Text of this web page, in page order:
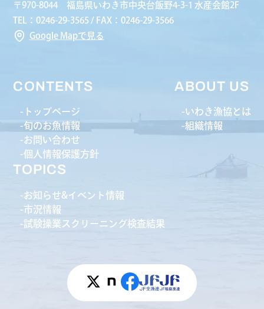
〒970-8044 福島県いわき市中央台飯野4-3-1 水産会館2F
TEL：0246-29-3565 / FAX：0246-29-3566
Google Mapで見る
CONTENTS
トップページ
旬のお魚情報
お問い合わせ
個人情報保護方針
ABOUT US
いわき漁協とは
組織情報
TOPICS
お知らせ&イベント情報
市況情報
試験操業スクリーニング検査結果